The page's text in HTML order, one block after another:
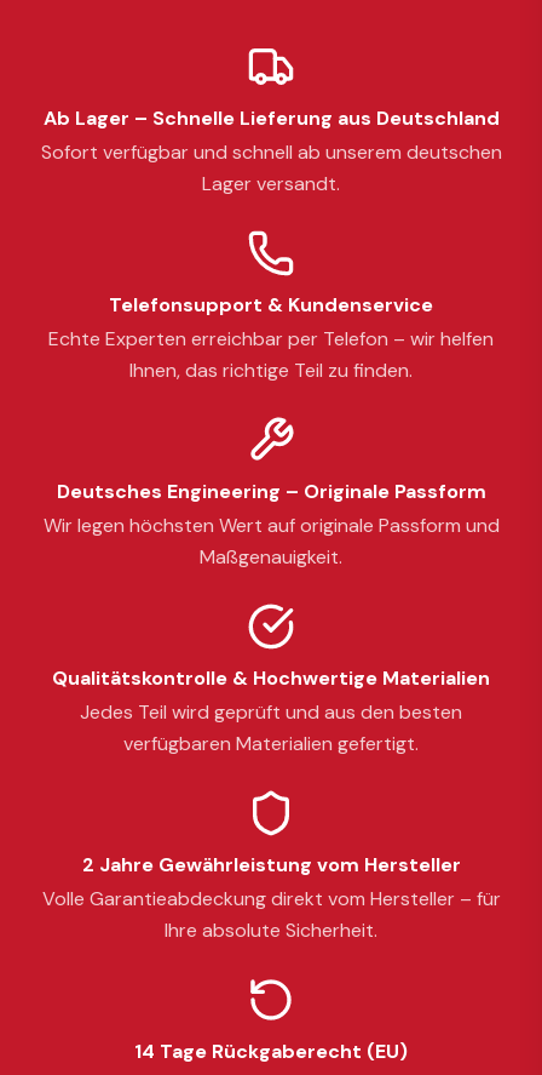
Ab Lager – Schnelle Lieferung aus Deutschland
Sofort verfügbar und schnell ab unserem deutschen
Lager versandt.
Telefonsupport & Kundenservice
Echte Experten erreichbar per Telefon – wir helfen
Ihnen, das richtige Teil zu finden.
Deutsches Engineering – Originale Passform
Wir legen höchsten Wert auf originale Passform und
Maßgenauigkeit.
Qualitätskontrolle & Hochwertige Materialien
Jedes Teil wird geprüft und aus den besten
verfügbaren Materialien gefertigt.
2 Jahre Gewährleistung vom Hersteller
Volle Garantieabdeckung direkt vom Hersteller – für
Ihre absolute Sicherheit.
14 Tage Rückgaberecht (EU)